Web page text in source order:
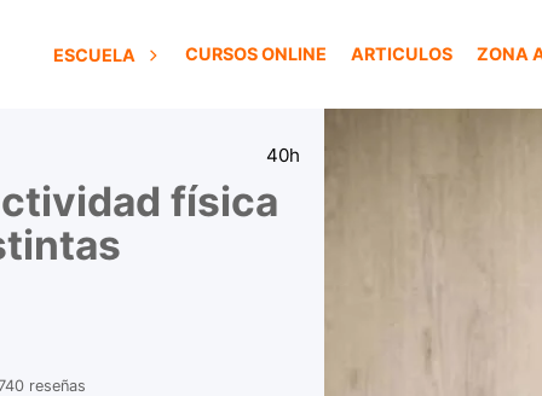
ESCUELA CURSOS ONLINE ARTICULOS ZONA
40h
física
reseñas